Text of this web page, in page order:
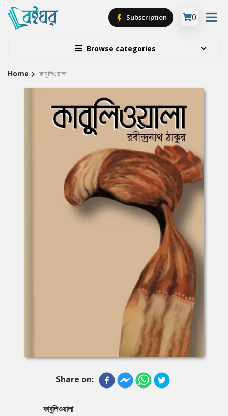
Browse categories
Subscription 0
Site
Home কাবুলিওয়ালা
Share on:
কাবুলিওয়ালা